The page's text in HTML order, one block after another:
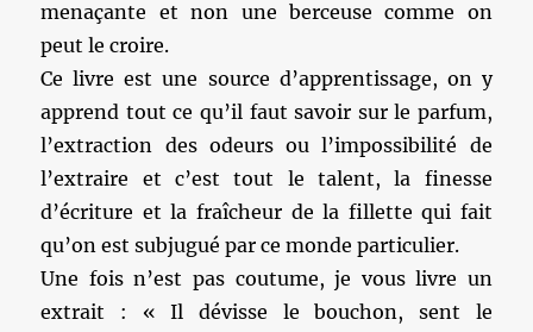
menaçante et non une berceuse comme on
peut le croire.
Ce livre est une source d’apprentissage, on y
apprend tout ce qu’il faut savoir sur le parfum,
l’extraction des odeurs ou l’impossibilité de
l’extraire et c’est tout le talent, la finesse
d’écriture et la fraîcheur de la fillette qui fait
qu’on est subjugué par ce monde particulier.
Une fois n’est pas coutume, je vous livre un
extrait : « Il dévisse le bouchon, sent le